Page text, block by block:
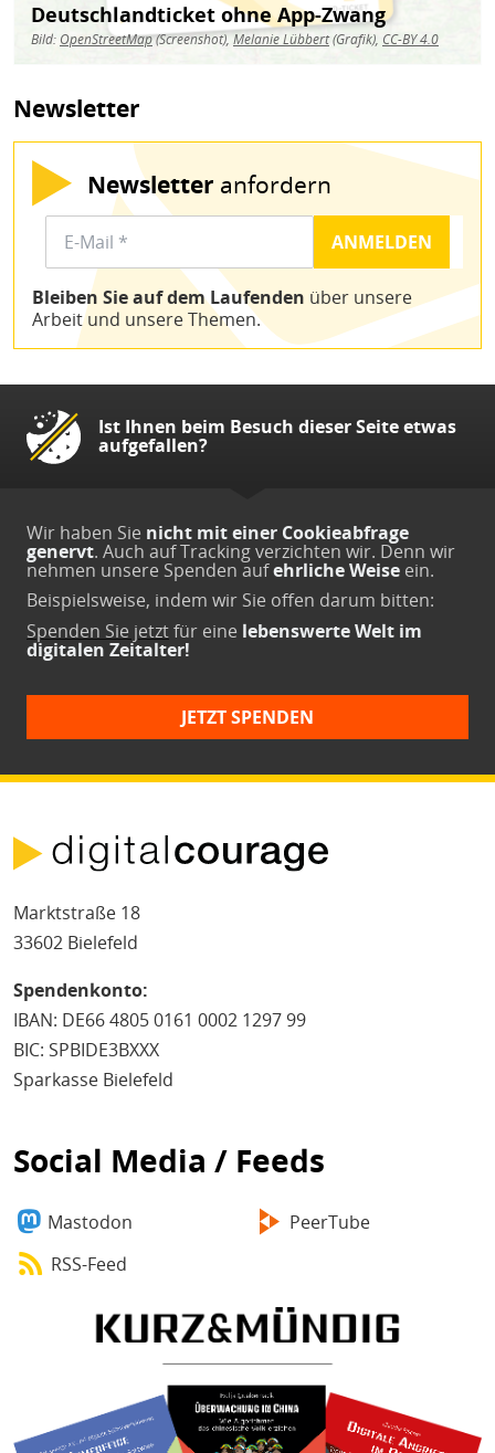
Deutschlandticket ohne App-Zwang
Bild: OpenStreetMap(Screenshot), Melanie Lübbert(Grafik), CC-BY 4.0
Newsletter
Newsletter anfordern
Bleiben Sie auf dem Laufenden über unsere
Arbeit und unsere Themen.
Ist Ihnen beim Besuch dieser Seite etwas
aufgefallen?
Wir haben Sie nicht mit einer Cookieabfrage
genervt. Auch auf Tracking verzichten wir. Denn wir
nehmen unsere Spenden aufehrliche Weise ein.
Beispielsweise, indem wir Sie offen darum bitten:
Spenden Sie jetztfür eine lebenswerte Welt im
digitalen Zeitalter!
JETZT SPENDEN
Marktstraße 18
33602 Bielefeld
Spendenkonto:
IBAN: DE66 4805 0161 0002 1297 99
BIC: SPBIDE3BXXX
Sparkasse Bielefeld
Social Media / Feeds
Mastodon
PeerTube
RSS-Feed